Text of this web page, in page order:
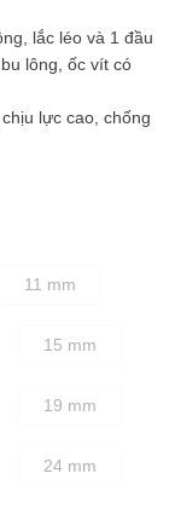
lắc léo và 1 đầu
lông, ốc vít có
lực cao, chống
bu lông dễ dàng,
11 mm
15 mm
19 mm
24 mm